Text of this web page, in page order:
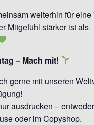
weiterhin für eine
Mitgefühl stärker ist als
– Mach mit!
gerne mit unseren
ausdrucken –
oder im Copyshop.